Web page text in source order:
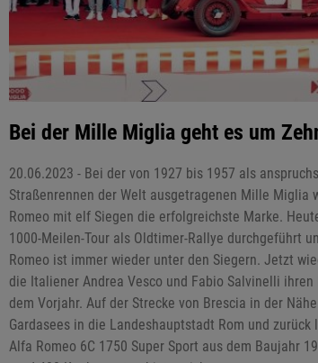
Bei der Mille Miglia geht es um
20.06.2023 - Bei der von 1927 bis 1957 als
Straßenrennen der Welt ausgetragenen Mille Miglia
Romeo mit elf Siegen die erfolgreichste Marke.
1000-Meilen-Tour als Oldtimer-Rallye durchgeführt
Romeo ist immer wieder unter den Siegern. Jetzt
die Italiener Andrea Vesco und Fabio Salvinelli ihren
dem Vorjahr. Auf der Strecke von Brescia in der
Gardasees in die Landeshauptstadt Rom und zurück
Alfa Romeo 6C 1750 Super Sport aus dem Baujahr